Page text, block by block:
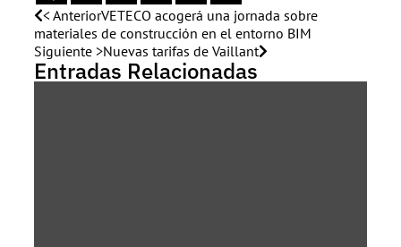
< AnteriorVETECO acogerá una jornada sobre
materiales de construcción en el entorno BIM
Siguiente >Nuevas tarifas de Vaillant
Entradas Relacionadas